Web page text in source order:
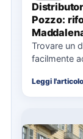
Pozzo:
Trovare un
facilmente
soprattutto…
Leggi l'articolo